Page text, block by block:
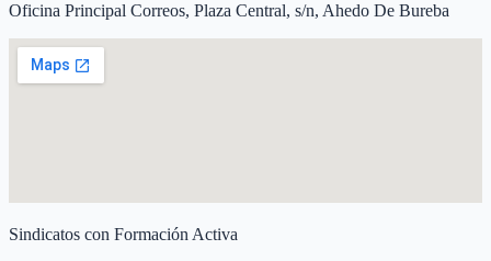
Oficina Principal Correos, Plaza Central, s/n, Ahedo De Bureba
Sindicatos con Formación Activa